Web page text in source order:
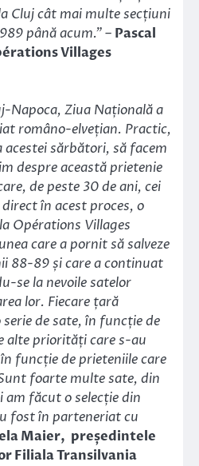
Cluj cât mai multe secțiuni
până acum.” – Pascal
Villages
Napoca, Ziua Națională a
româno-elvețian. Practic,
acestei sărbători, să facem
despre această prietenie
de peste 30 de ani, cei
în acest proces, o
Opérations Villages
care a pornit să salveze
88-89 și care a continuat
se la nevoile satelor
lor. Fiecare țară
de sate, în funcție de
alte priorități care s-au
funcție de prieteniile care
foarte multe sate, din
am făcut o selecție din
fost în parteneriat cu
Maier, președintele
Filiala Transilvania